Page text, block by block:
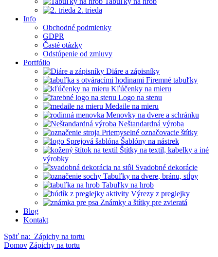
2. trieda
Info
Obchodné podmienky
GDPR
Časté otázky
Odstúpenie od zmluvy
Portfólio
Diáre a zápisníky
Firemné tabuľky
Kľúčenky na mieru
Logo na stenu
Medaile na mieru
Menovky na dvere a schránku
Neštandardná výroba
Priemyselné označovacie štítky
Šablóny na nástrek
Štítky na textil, kabelky a iné
výrobky
Svadobné dekorácie
Tabuľky na dvere, bránu, stĺpy
Tabuľky na hrob
Výrezy z preglejky
Známky a štítky pre zvieratá
Blog
Kontakt
Späť na: Zápichy na tortu
Domov Zápichy na tortu